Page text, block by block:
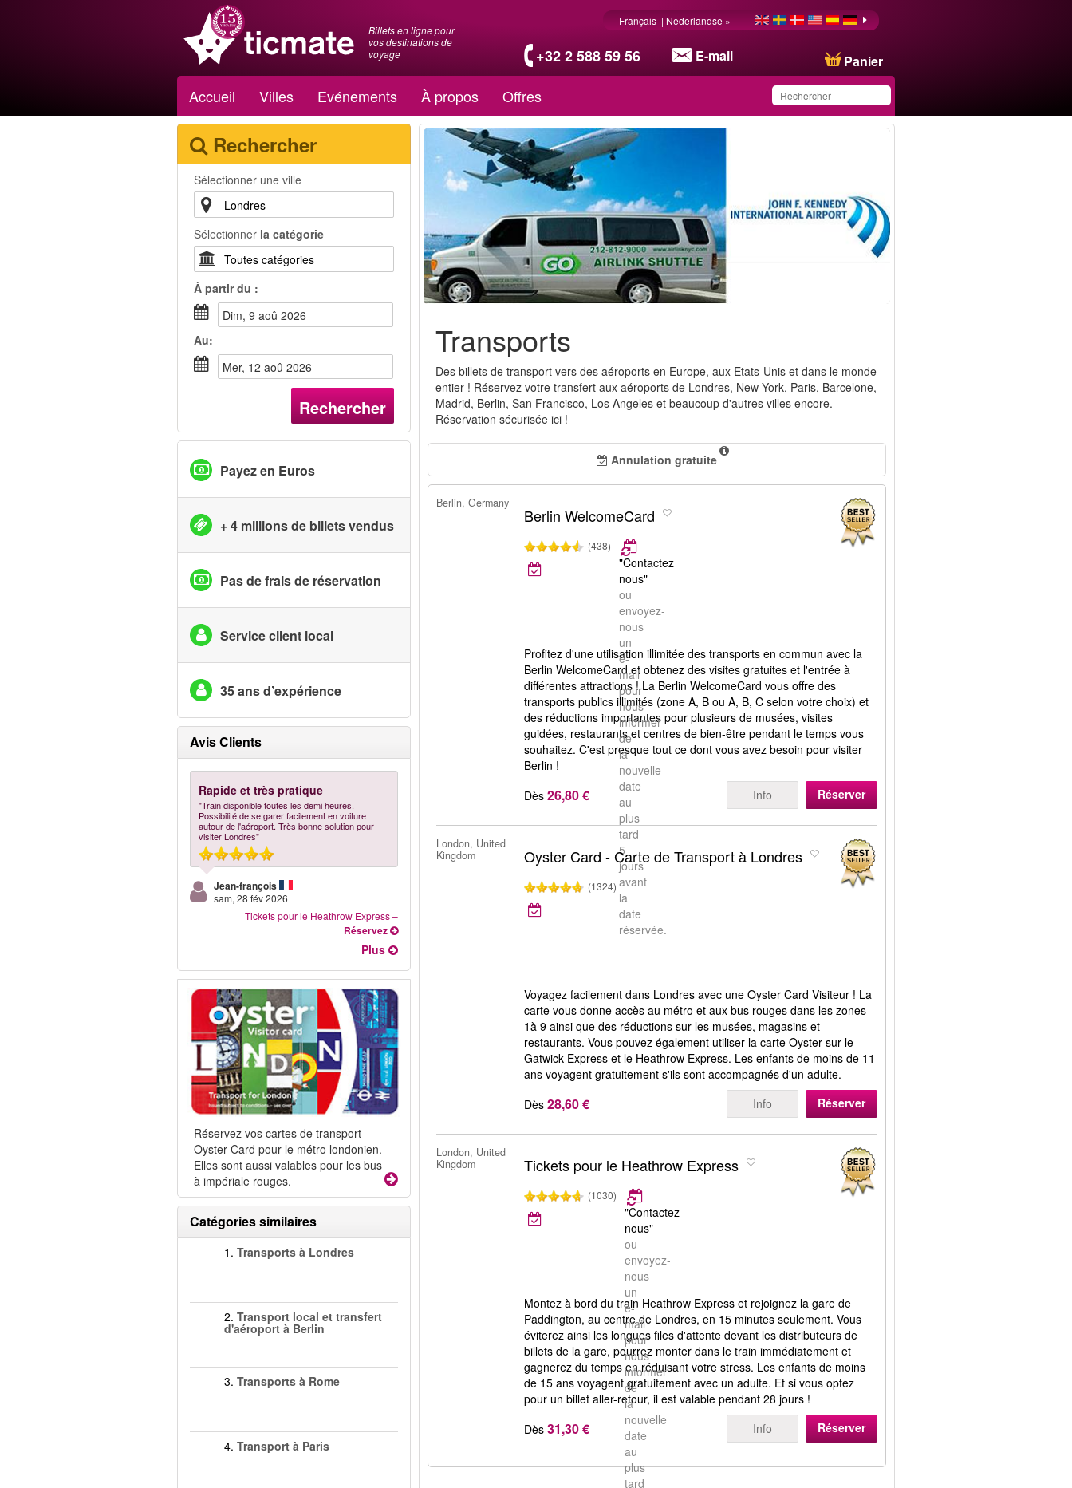
Billets en ligne pour
vos destinations de
voyage
+32 2 588 59 56 E-mail Panier
Français | Nederlandse »
Accueil Villes Evénements À propos Offres
Rechercher
Sélectionner une ville
Sélectionner la catégorie
À partir du :
dim, 9 aoû 2026
Au:
mer, 12 aoû 2026
Rechercher
Payez en Euros
+ 4 millions de billets vendus
Pas de frais de réservation
Service client local
35 ans d’expérience
Avis Clients
Rapide et très pratique
"Train disponible toutes les demi heures.
Possibilité de se garer facilement en voiture
autour de l'aéroport. Très bonne solution pour
visiter Londres"
Jean-françois
sam, 28 fév 2026
Tickets pour le Heathrow Express–
Réservez
Plus
Réservez vos cartes de transport
Oyster Card pour le métro londonien.
Elles sont aussi valables pour les bus
à impériale rouges.
Catégories similaires
1. Transports à Londres
2. Transport local et transfert
d'aéroport à Berlin
3. Transports à Rome
4. Transport à Paris
Transports
Des billets de transport vers des aéroports en Europe, aux Etats-Unis et dans le monde
entier ! Réservez votre transfert aux aéroports de Londres, New York, Paris, Barcelone,
Madrid, Berlin, San Francisco, Los Angeles et beaucoup d'autres villes encore.
Réservation sécurisée ici !
Annulation gratuite
Berlin, Germany
Berlin WelcomeCard
(438)
"Contactez
nous"
ou
envoyez-
nous
un
e-
mail
pour
nous
informer
de
la
nouvelle
date
au
plus
tard
5
jours
avant
la
date
réservée.
Profitez d'une utilisation illimitée des transports en commun avec la
Berlin WelcomeCard et obtenez des visites gratuites et l'entrée à
différentes attractions ! La Berlin WelcomeCard vous offre des
transports publics illimités (zone A, B ou A, B, C selon votre choix) et
des réductions importantes pour plusieurs de musées, visites
guidées, restaurants et centres de bien-être pendant le temps vous
souhaitez. C'est presque tout ce dont vous avez besoin pour visiter
Berlin !
Dès 26,80 € Info Réserver
London, United
Kingdom
Oyster Card - Carte de Transport à Londres
(1324)
Voyagez facilement dans Londres avec une Oyster Card Visiteur ! La
carte vous donne accès au métro et aux bus rouges dans les zones
1à 9 ainsi que des réductions sur les musées, magasins et
restaurants. Vous pouvez également utiliser la carte Oyster sur le
Gatwick Express et le Heathrow Express. Les enfants de moins de 11
ans voyagent gratuitement s'ils sont accompagnés d'un adulte.
Dès 28,60 € Info Réserver
London, United
Kingdom
Tickets pour le Heathrow Express
(1030)
"Contactez
nous"
ou
envoyez-
nous
un
e-
mail
pour
nous
informer
de
la
nouvelle
date
au
plus
tard
Montez à bord du train Heathrow Express et rejoignez la gare de
Paddington, au centre de Londres, en 15 minutes seulement. Vous
éviterez ainsi les longues files d'attente devant les distributeurs de
billets de la gare, pourrez monter dans le train immédiatement et
gagnerez du temps en réduisant votre stress. Les enfants de moins
de 15 ans voyagent gratuitement avec un adulte. Et si vous optez
pour un billet aller-retour, il est valable pendant 28 jours !
Dès 31,30 € Info Réserver